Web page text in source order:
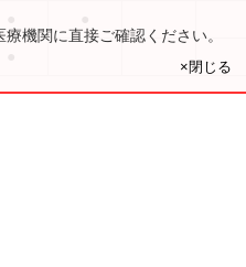
機関に直接ご確認ください。
×閉じる